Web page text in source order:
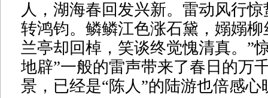
人，湖海春回发兴新。雷动风行
转鸿钧。鳞鳞江色涨石黛，嫋嫋
兰亭却回棹，笑谈终觉愧清真。”
地辟”一般的雷声带来了春日的万
景，已经是“陈人”的陆游也倍感心